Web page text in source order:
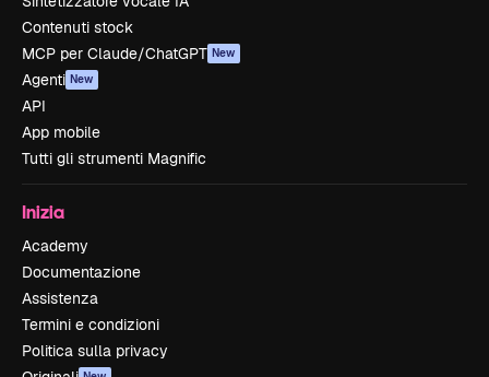
Contenuti stock
MCP per Claude/ChatGPT New
Agenti New
API
App mobile
Tutti gli strumenti Magnific
Inizia
Academy
Documentazione
Assistenza
Termini e condizioni
Politica sulla privacy